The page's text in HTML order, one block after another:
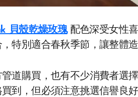
貝殼乾燥玫瑰配色深受女性
特別適合春秋季節，讓整體
管道購買，也有不少消費者選擇
到，但必須注意挑選信譽良